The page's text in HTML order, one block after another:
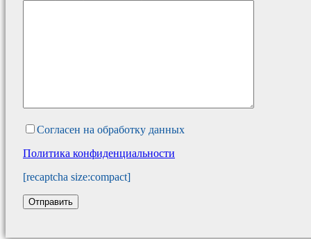
Согласен на обработку данных
Политика конфиденциальности
[recaptcha size:compact]